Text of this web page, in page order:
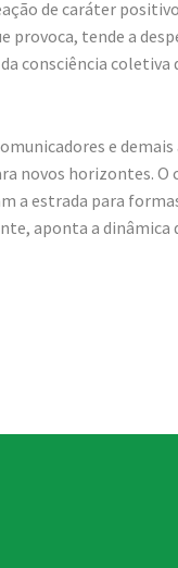
de caráter
provoca, tende a
consciência coletiva
e demais
novos horizontes. O
a estrada para
aponta a dinâmica